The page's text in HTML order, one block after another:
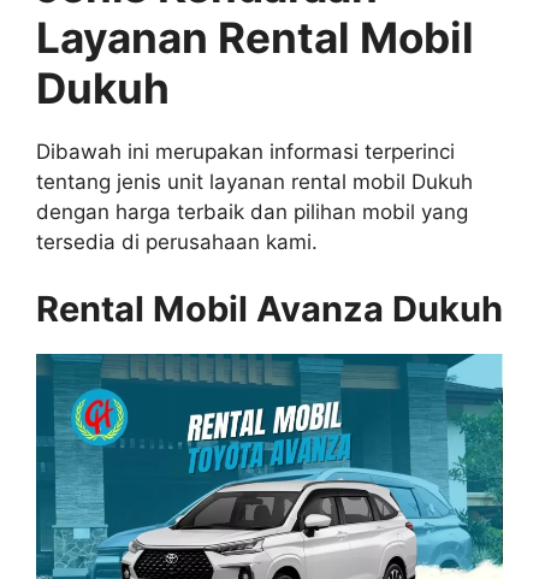
Layanan Rental Mobil
Dukuh
Dibawah ini merupakan informasi terperinci
tentang jenis unit layanan rental mobil Dukuh
dengan harga terbaik dan pilihan mobil yang
tersedia di perusahaan kami.
Rental Mobil Avanza Dukuh